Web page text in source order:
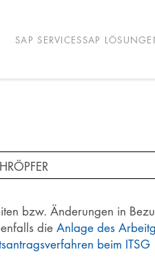
SAP SERVICESSAP
bzw. Änderungen in
die Anlage des
beim ITSG